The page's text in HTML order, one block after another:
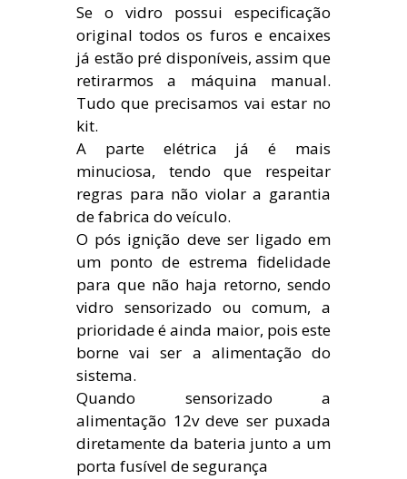
Se o vidro possui especificação
original todos os furos e encaixes
já estão pré disponíveis, assim que
retirarmos a máquina manual.
Tudo que precisamos vai estar no
kit.
A parte elétrica já é mais
minuciosa, tendo que respeitar
regras para não violar a garantia
de fabrica do veículo.
O pós ignição deve ser ligado em
um ponto de estrema fidelidade
para que não haja retorno, sendo
vidro sensorizado ou comum, a
prioridade é ainda maior, pois este
borne vai ser a alimentação do
sistema.
Quando sensorizado a
alimentação 12v deve ser puxada
diretamente da bateria junto a um
porta fusível de segurança